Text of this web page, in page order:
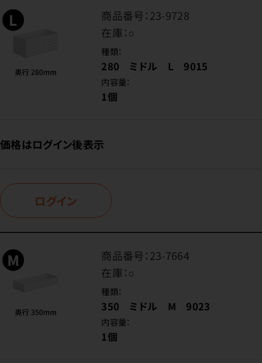
商品番号：23-9728
在庫：○
種類：
280 ミドル L 9015
内容量：
1個
価格はログイン後表示
ログイン
商品番号：23-7664
在庫：○
種類：
350 ミドル M 9023
内容量：
1個